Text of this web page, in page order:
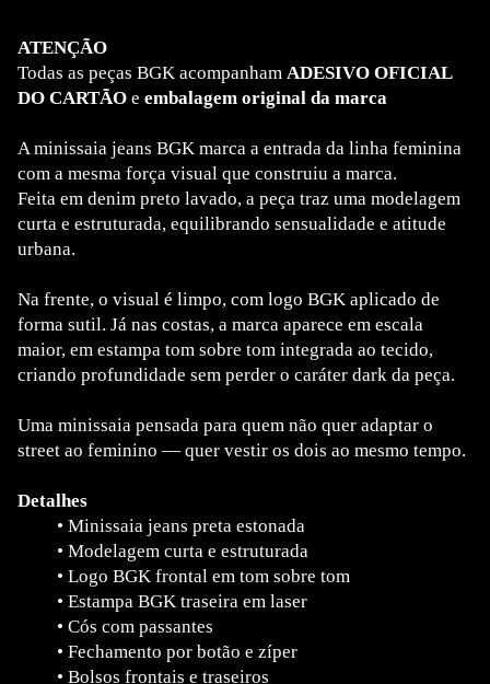
ATENÇÃO
Todas as peças BGK acompanham ADESIVO OFICIAL
DO CARTÃO e embalagem original da marca
A minissaia jeans BGK marca a entrada da linha feminina
com a mesma força visual que construiu a marca.
Feita em denim preto lavado, a peça traz uma modelagem
curta e estruturada, equilibrando sensualidade e atitude
urbana.
Na frente, o visual é limpo, com logo BGK aplicado de
forma sutil. Já nas costas, a marca aparece em escala
maior, em estampa tom sobre tom integrada ao tecido,
criando profundidade sem perder o caráter dark da peça.
Uma minissaia pensada para quem não quer adaptar o
street ao feminino — quer vestir os dois ao mesmo tempo.
Detalhes
• Minissaia jeans preta estonada
• Modelagem curta e estruturada
• Logo BGK frontal em tom sobre tom
• Estampa BGK traseira em laser
• Cós com passantes
• Fechamento por botão e zíper
• Bolsos frontais e traseiros